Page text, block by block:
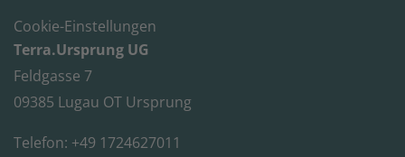
Cookie-Einstellungen
Terra.Ursprung UG
Feldgasse 7
09385 Lugau OT Ursprung
Telefon: +49 1724627011